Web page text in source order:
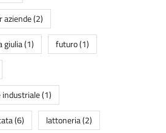
aziende(2)
giulia(1) futuro(1)
industriale(1)
(6) lattoneria(2)